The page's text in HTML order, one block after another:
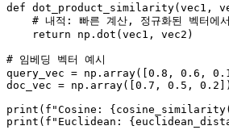
def dot_product_similarity( vec1,
# 내적: 빠른 계산, 정규화된 벡터에
return np.dot(vec1, vec2)
# 임베딩 벡터 예시
query_vec = np.array([ 0.8 , 0.6 , 0.1
doc_vec = np.array([ 0.7 , 0.5 , 0.2 ])
print ( f"Cosine:
print ( f"Euclidean: